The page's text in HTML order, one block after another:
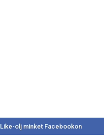
Like-olj minket Facebookon